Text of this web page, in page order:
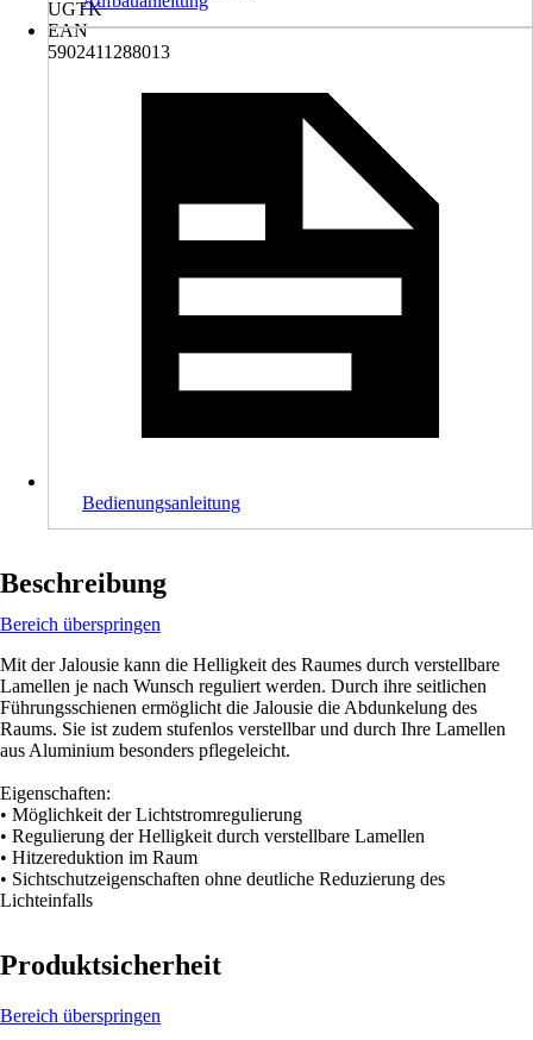
UGTK
EAN
5902411288013
Bedienungsanleitung
Beschreibung
Bereich überspringen
Mit der Jalousie kann die Helligkeit des Raumes durch verstellbare
Lamellen je nach Wunsch reguliert werden. Durch ihre seitlichen
Führungsschienen ermöglicht die Jalousie die Abdunkelung des
Raums. Sie ist zudem stufenlos verstellbar und durch Ihre Lamellen
aus Aluminium besonders pflegeleicht.
Eigenschaften:
• Möglichkeit der Lichtstromregulierung
• Regulierung der Helligkeit durch verstellbare Lamellen
• Hitzereduktion im Raum
• Sichtschutzeigenschaften ohne deutliche Reduzierung des
Lichteinfalls
Produktsicherheit
Bereich überspringen